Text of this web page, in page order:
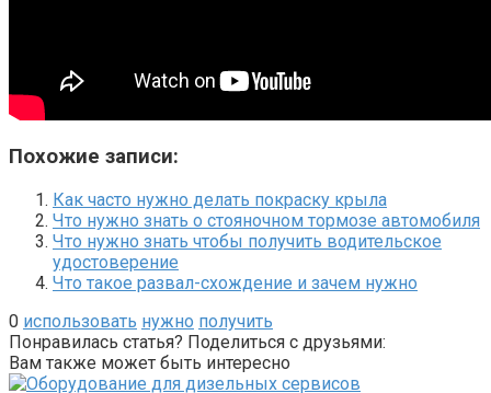
Похожие записи:
Как часто нужно делать покраску крыла
Что нужно знать о стояночном тормозе автомобиля
Что нужно знать чтобы получить водительское
удостоверение
Что такое развал-схождение и зачем нужно
0 использовать нужно получить
Понравилась статья? Поделиться с друзьями:
Вам также может быть интересно